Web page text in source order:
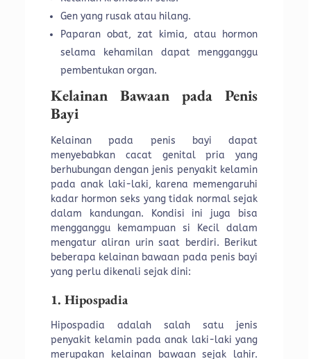
Gen yang rusak atau hilang.
Paparan obat, zat kimia, atau hormon
selama kehamilan dapat mengganggu
pembentukan organ.
Kelainan Bawaan pada Penis
Bayi
Kelainan pada penis bayi dapat
menyebabkan cacat genital pria yang
berhubungan dengan jenis penyakit kelamin
pada anak laki-laki, karena memengaruhi
kadar hormon seks yang tidak normal sejak
dalam kandungan. Kondisi ini juga bisa
mengganggu kemampuan si Kecil dalam
mengatur aliran urin saat berdiri. Berikut
beberapa kelainan bawaan pada penis bayi
yang perlu dikenali sejak dini:
1. Hipospadia
Hipospadia adalah salah satu jenis
penyakit kelamin pada anak laki-laki yang
merupakan kelainan bawaan sejak lahir.